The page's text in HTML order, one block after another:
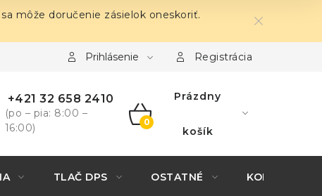
môže doručenie zásielok oneskoriť.
Prihlásenie Registrácia
+421 32 658 2410
(po – pia: 8:00 –
16:00)
NÁKUPNÝ
Prázdny
košík
TLAČ DPS OSTATNÉ KONTAKTY